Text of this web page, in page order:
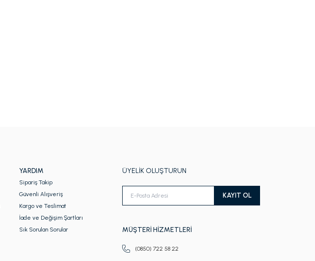
YARDIM
Sipariş Takip
Güvenli Alışveriş
Kargo ve Teslimat
İade ve Değişim Şartları
Sık Sorulan Sorular
ÜYELİK OLUŞTURUN
KAYIT OL
MÜŞTERİ HİZMETLERİ
(0850) 722 58 22